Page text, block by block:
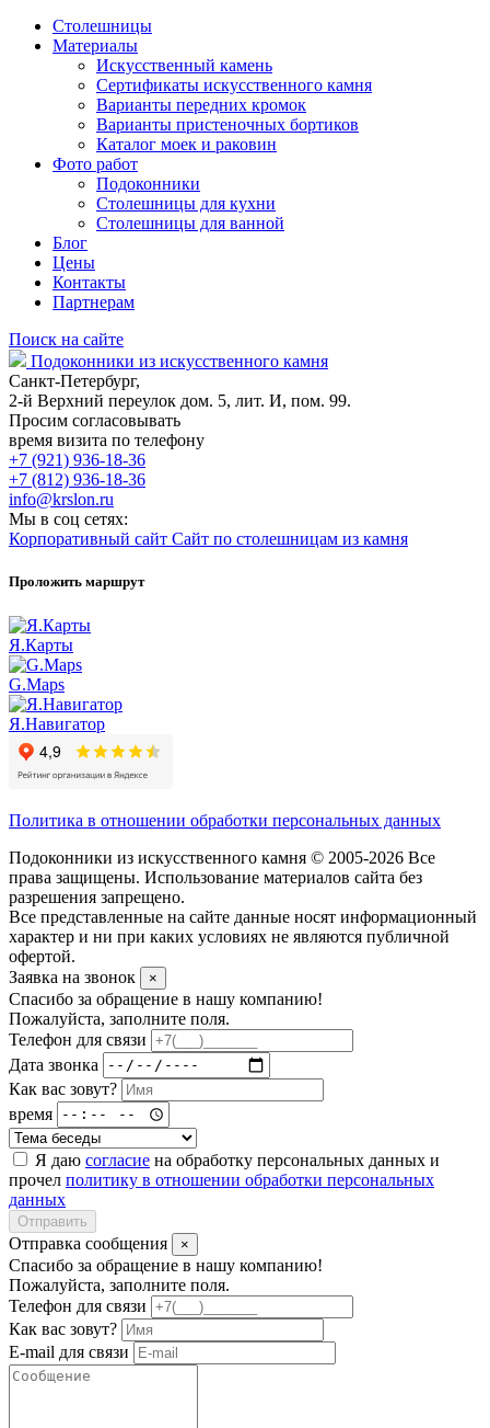
Столешницы
Материалы
Искусственный камень
Сертификаты искусственного камня
Варианты передних кромок
Варианты пристеночных бортиков
Каталог моек и раковин
Фото работ
Подоконники
Столешницы для кухни
Столешницы для ванной
Блог
Цены
Контакты
Партнерам
Поиск на сайте
Подоконники из искусственного камня
Санкт-Петербург,
2-й Верхний переулок дом. 5, лит. И, пом. 99.
Просим согласовывать
время визита по телефону
+7 (921) 936-18-36
+7 (812) 936-18-36
info@krslon.ru
Мы в соц сетях:
Корпоративный сайт Сайт по столешницам из камня
Проложить маршрут
Я.Карты
G.Maps
Я.Навигатор
Политика в отношении обработки персональных данных
Подоконники из искусственного камня © 2005-2026 Все
права защищены. Использование материалов сайта без
разрешения запрещено.
Все представленные на сайте данные носят информационный
характер и ни при каких условиях не являются публичной
офертой.
Заявка на звонок
×
Спасибо за обращение в нашу компанию!
Пожалуйста, заполните поля.
Телефон для связи
Дата звонка
Как вас зовут?
время
Я даю согласие на обработку персональных данных и
прочел политику в отношении обработки персональных
данных
Отправить
Отправка сообщения ×
Спасибо за обращение в нашу компанию!
Пожалуйста, заполните поля.
Телефон для связи
Как вас зовут?
E-mail для связи